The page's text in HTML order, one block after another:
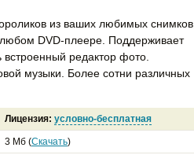
из ваших любимых снимков,
DVD-плеере. Поддерживает
редактор фото.
музыки. Более сотни различных
Лицензия: условно-бесплатная
3 Мб (Скачать)